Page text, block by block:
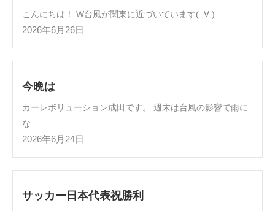
こんにちは！ W台風が関東に近づいています( ;∀;) ...
2026年6月26日
今晩は
カーレボリューション成田です。 週末は台風の影響で雨に
な...
2026年6月24日
サッカー日本代表祝勝利